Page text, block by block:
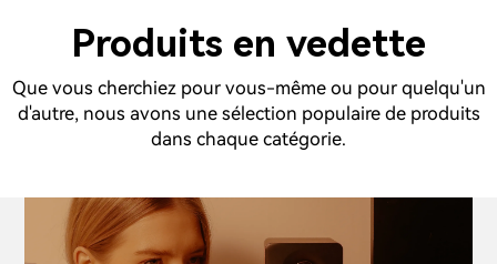
Produits en vedette
Que vous cherchiez pour vous-même ou pour quelqu'un
d'autre, nous avons une sélection populaire de produits
dans chaque catégorie.